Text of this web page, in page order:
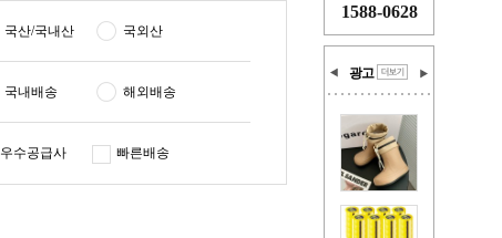
1588-0628
광고
국산/국내산 국외산
국내배송 해외배송
우수공급사 빠른배송